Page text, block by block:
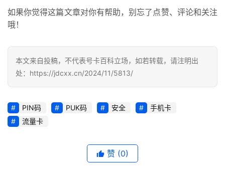
务
如果你觉得这篇文章对你有帮助，别忘了点赞、评论和关注
哦！
本文来自投稿，不代表号卡百科立场，如若转载，请注明出
处：https://jdcxx.cn/2024/11/5813/
PIN码 PUK码 安全
手机卡
流量卡
赞 (0)